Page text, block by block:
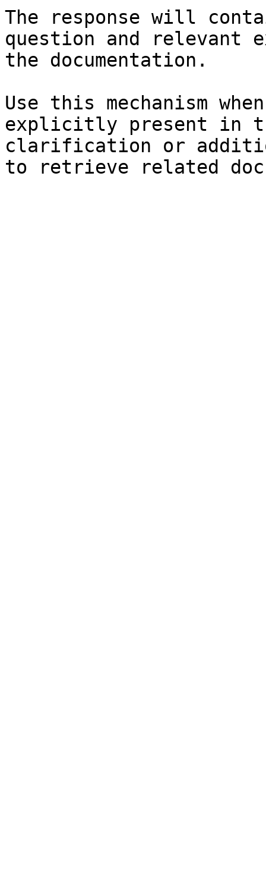
The response will
question and relevant
the documentation.
Use this mechanism
explicitly present in
clarification or